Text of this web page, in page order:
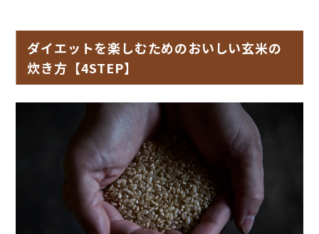
ダイエットを楽しむためのおいしい玄米の
炊き方【4STEP】